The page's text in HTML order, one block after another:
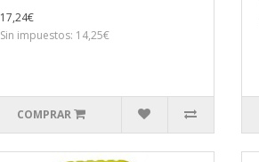
17,24€
Sin impuestos: 14,25€
COMPRAR